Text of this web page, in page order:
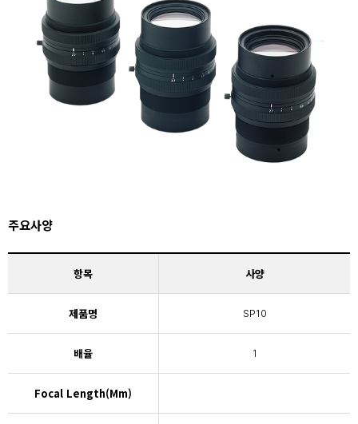
주요사양
항목 사양
제품명 SP10
배율 1
Focal Length(mm)